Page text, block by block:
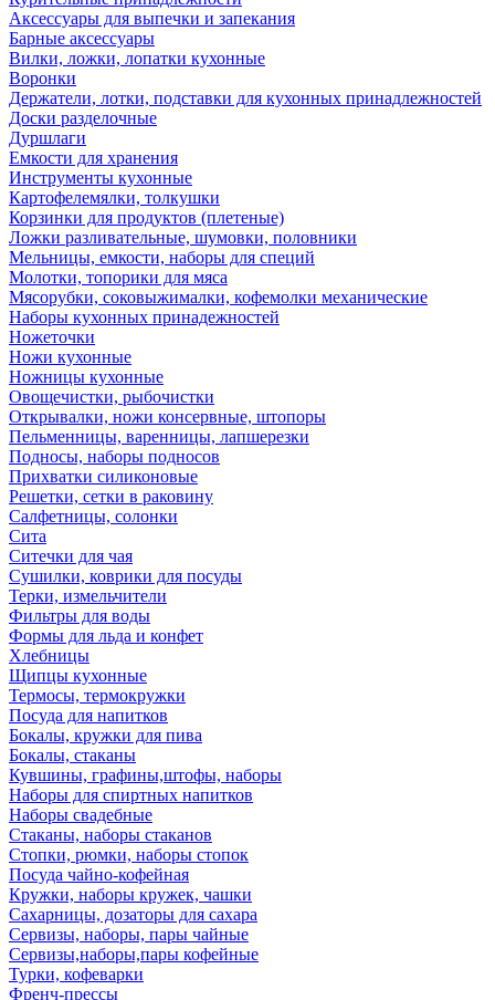
Аксессуары для выпечки и запекания
Барные аксессуары
Вилки, ложки, лопатки кухонные
Воронки
Держатели, лотки, подставки для кухонных принадлежностей
Доски разделочные
Дуршлаги
Емкости для хранения
Инструменты кухонные
Картофелемялки, толкушки
Корзинки для продуктов (плетеные)
Ложки разливательные, шумовки, половники
Мельницы, емкости, наборы для специй
Молотки, топорики для мяса
Мясорубки, соковыжималки, кофемолки механические
Наборы кухонных принадежностей
Ножеточки
Ножи кухонные
Ножницы кухонные
Овощечистки, рыбочистки
Открывалки, ножи консервные, штопоры
Пельменницы, варенницы, лапшерезки
Подносы, наборы подносов
Прихватки силиконовые
Решетки, сетки в раковину
Салфетницы, солонки
Сита
Ситечки для чая
Сушилки, коврики для посуды
Терки, измельчители
Фильтры для воды
Формы для льда и конфет
Хлебницы
Щипцы кухонные
Термосы, термокружки
Посуда для напитков
Бокалы, кружки для пива
Бокалы, стаканы
Кувшины, графины,штофы, наборы
Наборы для спиртных напитков
Наборы свадебные
Стаканы, наборы стаканов
Стопки, рюмки, наборы стопок
Посуда чайно-кофейная
Кружки, наборы кружек, чашки
Сахарницы, дозаторы для сахара
Сервизы, наборы, пары чайные
Сервизы,наборы,пары кофейные
Турки, кофеварки
Френч-прессы